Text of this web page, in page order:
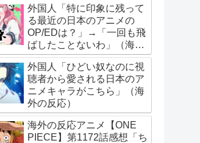
外国人「特に印象に残って
る最近の日本のアニメの
OP/EDは？」→「一回も飛
ばしたことないわ」（海外
の反応）
外国人「ひどい奴なのに視
聴者から愛される日本のア
ニメキャラがこちら」（海
外の反応）
海外の反応アニメ【ONE
PIECE】第1172話感想「ち